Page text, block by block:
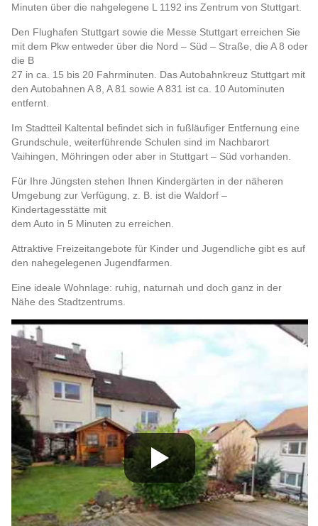
Minuten über die nahgelegene L 1192 ins Zentrum von Stuttgart.
Den Flughafen Stuttgart sowie die Messe Stuttgart erreichen Sie
mit dem Pkw entweder über die Nord – Süd – Straße, die A 8 oder
die B
27 in ca. 15 bis 20 Fahrminuten. Das Autobahnkreuz Stuttgart mit
den Autobahnen A 8, A 81 sowie A 831 ist ca. 10 Autominuten
entfernt.
Im Stadtteil Kaltental befindet sich in fußläufiger Entfernung eine
Grundschule, weiterführende Schulen sind im Nachbarort
Vaihingen, Möhringen oder aber in Stuttgart – Süd vorhanden.
Für Ihre Jüngsten stehen Ihnen Kindergärten in der näheren
Umgebung zur Verfügung, z. B. ist die Waldorf –
Kindertagesstätte mit
dem Auto in 5 Minuten zu erreichen.
Attraktive Freizeitangebote für Kinder und Jugendliche gibt es auf
den nahegelegenen Jugendfarmen.
Eine ideale Wohnlage: ruhig, naturnah und doch ganz in der
Nähe des Stadtzentrums.